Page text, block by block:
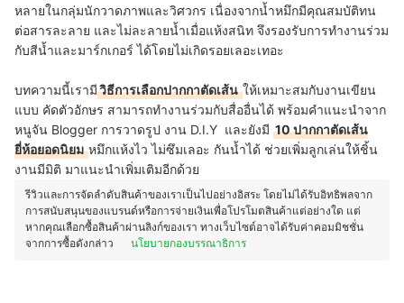
หลายในกลุ่มนักวาดภาพและวิศวกร เนื่องจากน้ำหมึกมีคุณสมบัติทน
ต่อสารละลาย และไม่ละลายน้ำเมื่อแห้งสนิท จึงรองรับการทำงานร่วม
กับสีน้ำและมาร์กเกอร์ ได้โดยไม่เกิดรอยเลอะเทอะ
บทความนี้เรามีวิธีการเลือกปากกาตัดเส้นให้เหมาะสมกับงานเขียน
แบบ คัดตัวอักษร สามารถทำงานร่วมกับสื่ออื่นได้ พร้อมคำแนะนำจาก
หนูจัน Blogger การวาดรูป งาน D.I.Y และยังมี 10 ปากกาตัดเส้น
ยี่ห้อยอดนิยมหมึกแห้งไว ไม่ซึมเลอะ กันน้ำได้ ช่วยเพิ่มลูกเล่นให้ชิ้น
งานมีมิติ มาแนะนำเพิ่มเติมอีกด้วย
รีวิวและการจัดลำดับสินค้าของเราเป็นไปอย่างอิสระ โดยไม่ได้รับอิทธิพลจาก
การสนับสนุนของแบรนด์หรือการจ่ายเงินเพื่อโปรโมตสินค้าแต่อย่างใด แต่
หากคุณเลือกซื้อสินค้าผ่านลิงก์ของเรา ทางเว็บไซต์อาจได้รับค่าคอมมิชชั่น
จากการซื้อดังกล่าว
นโยบายกองบรรณาธิการ